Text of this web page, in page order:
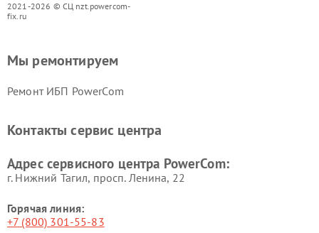
2021-2026 © СЦ nzt.powercom-
fix.ru
Мы ремонтируем
Ремонт ИБП PowerCom
Контакты сервис центра
Адрес сервисного центра PowerCom:
г. Нижний Тагил, просп. Ленина, 22
Горячая линия:
+7 (800) 301-55-83